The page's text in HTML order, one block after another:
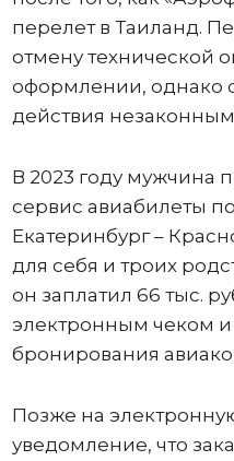
перелет в Таиланд.
отмену технической
оформлении, однако
действия
В 2023 году мужчина
сервис авиабилеты
Екатеринбург –
для себя и троих
он заплатил 66 тыс.
электронным чеком
бронирования
Позже на
уведомление, что